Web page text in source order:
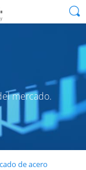
mercado.
de acero